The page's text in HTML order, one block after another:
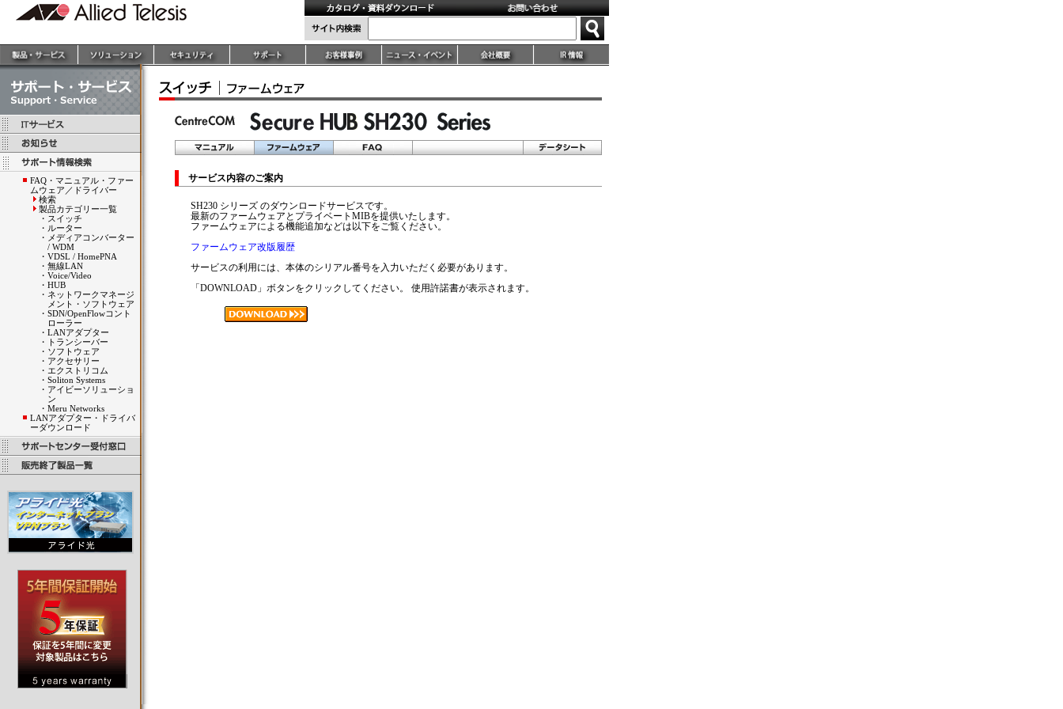
FAQ・マニュアル・ファー
ムウェア／ドライバー
検索
製品カテゴリー一覧
・ スイッチ
・ ルーター
・ メディアコンバーター
/ WDM
・ VDSL / HomePNA
・ 無線LAN
・ Voice/Video
・ HUB
・ ネットワークマネージ
メント・ソフトウェア
・ SDN/OpenFlowコント
ローラー
・ LANアダプター
・
トランシーバー
・ ソフトウェア
・ アクセサリー
・ エクストリコム
・ Soliton Systems
・ アイビーソリューショ
ン
・ Meru Networks
LANアダプター・ドライバ
ーダウンロード
サービス内容のご案内
SH230 シリーズ のダウンロードサービスです。
最新のファームウェアとプライベートMIBを提供いたします。
ファームウェアによる機能追加などは以下をご覧ください。
ファームウェア改版履歴
サービスの利用には、本体のシリアル番号を入力いただく必要があります。
「DOWNLOAD」ボタンをクリックしてください。 使用許諾書が表示されます。